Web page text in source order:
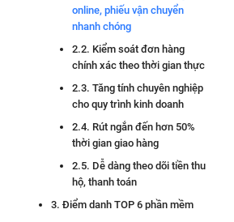
online, phiếu vận chuyển
nhanh chóng
2.2. Kiểm soát đơn hàng
chính xác theo thời gian thực
2.3. Tăng tính chuyên nghiệp
cho quy trình kinh doanh
2.4. Rút ngắn đến hơn 50%
thời gian giao hàng
2.5. Dễ dàng theo dõi tiền thu
hộ, thanh toán
3. Điểm danh TOP 6 phần mềm